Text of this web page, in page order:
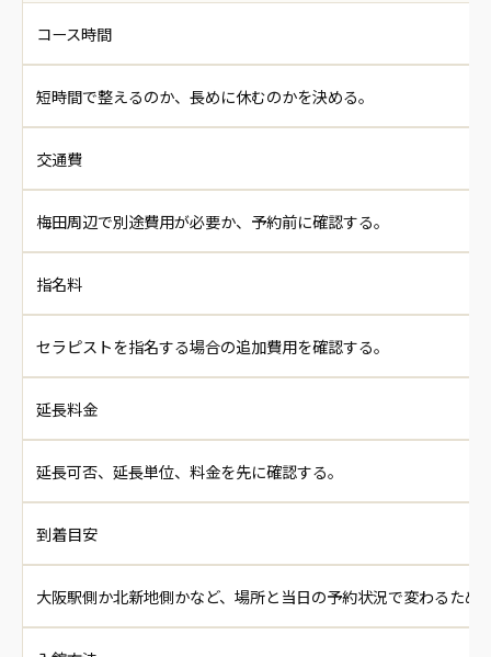
コース時間
短時間で整えるのか、長めに休むのかを決める。
交通費
梅田周辺で別途費用が必要か、予約前に確認する。
指名料
セラピストを指名する場合の追加費用を確認する。
延長料金
延長可否、延長単位、料金を先に確認する。
到着目安
大阪駅側か北新地側かなど、場所と当日の予約状況で変わるため